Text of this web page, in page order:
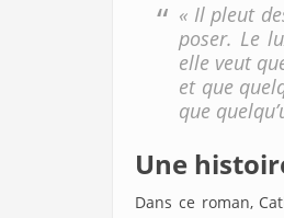
« Il pleut
poser. Le
elle veut
et que
que
Une
Dans ce roman,